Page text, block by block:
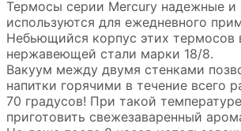
Термосы серии Mercury надежные и
используются для ежедневного
Небьющийся корпус этих термосов
нержавеющей стали марки 18/8.
Вакуум между двумя стенками
напитки горячими в течение всего
70 градусов! При такой
приготовить свежезаваренный